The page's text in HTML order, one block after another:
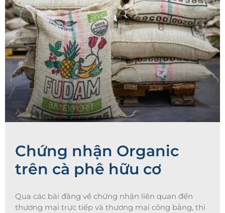
Chứng nhận Organic
trên cà phê hữu cơ
Qua các bài đăng về chứng nhận liên quan đến
thương mại trực tiếp và thương mại công bằng, thì